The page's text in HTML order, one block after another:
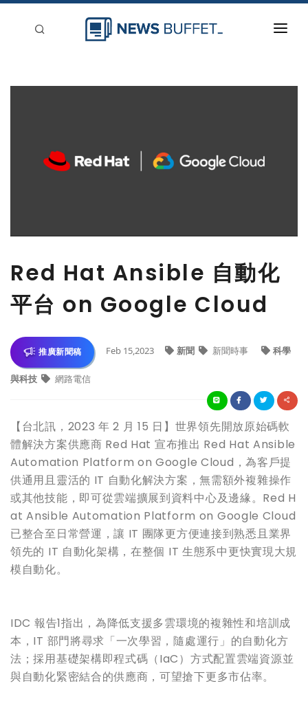
Red Hat Ansible 自動化
平台 on Google Cloud
推廣新聞稿 Feb 15,2023 新聞 新聞時事 科學
與科技 網路電信
【台北訊，2023 年 2 月 15 日】世界領先開放原始碼軟
體解決方案供應商 Red Hat 宣布推出 Red Hat Ansible
Automation Platform on Google Cloud，為客戶提
供通用且靈活的 IT 自動化解決方案，無需額外複雜操作
或其他技能，即可從雲端擴展到資料中心及邊緣。Red H
at Ansible Automation Platform on Google Cloud
已整合至日常營運，讓 IT 團隊更方便連接到熟悉且業界
領先的 IT 自動化架構，在整個 IT 生態系中更快實現大規
模自動化。
IDC 報告1指出，為降低支援多雲環境的複雜性和培訓成
本，IT 部門將尋求「一次學習，隨處運行」的自動化方
法；採用基礎架構即程式碼（IaC）方式配置雲端資源並
與自動化緊密結合的供應商，可望搶下更多市佔率。